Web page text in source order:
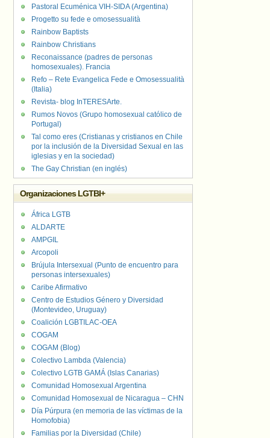
Pastoral Ecuménica VIH-SIDA (Argentina)
Progetto su fede e omosessualità
Rainbow Baptists
Rainbow Christians
Reconaissance (padres de personas
homosexuales). Francia
Refo – Rete Evangelica Fede e Omosessualità
(Italia)
Revista- blog InTERESArte.
Rumos Novos (Grupo homosexual católico de
Portugal)
Tal como eres (Cristianas y cristianos en Chile
por la inclusión de la Diversidad Sexual en las
iglesias y en la sociedad)
The Gay Christian (en inglés)
Organizaciones LGTBI+
África LGTB
ALDARTE
AMPGIL
Arcopoli
Brújula Intersexual (Punto de encuentro para
personas intersexuales)
Caribe Afirmativo
Centro de Estudios Género y Diversidad
(Montevideo, Uruguay)
Coalición LGBTILAC-OEA
COGAM
COGAM (Blog)
Colectivo Lambda (Valencia)
Colectivo LGTB GAMÁ (Islas Canarias)
Comunidad Homosexual Argentina
Comunidad Homosexual de Nicaragua – CHN
Día Púrpura (en memoria de las víctimas de la
Homofobia)
Familias por la Diversidad (Chile)